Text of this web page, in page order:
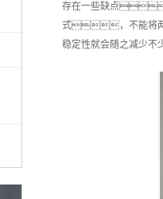
存在一些缺点
式，不能将两
稳定性就会随之减少